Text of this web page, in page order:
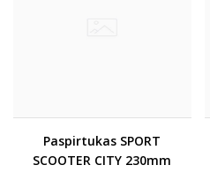
Paspirtukas SPORT
SCOOTER CITY 230mm